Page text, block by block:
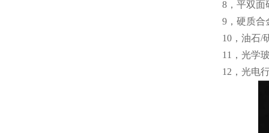
8，平双面
9，硬质合
10，油石/
11，光学
12，光电